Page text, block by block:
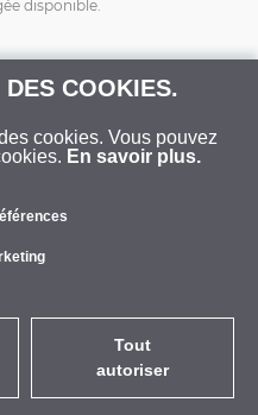
COOKIES.
cookies. Vous pouvez
En savoir plus.
Tout
autoriser
disponible.